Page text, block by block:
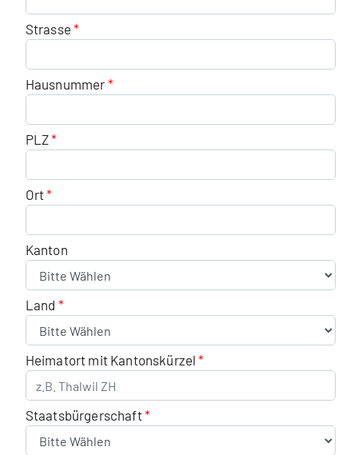
Strasse
Hausnummer
PLZ
Ort
Kanton
Land
Heimatort mit Kantonskürzel
Staatsbürgerschaft